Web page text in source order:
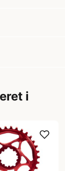
i